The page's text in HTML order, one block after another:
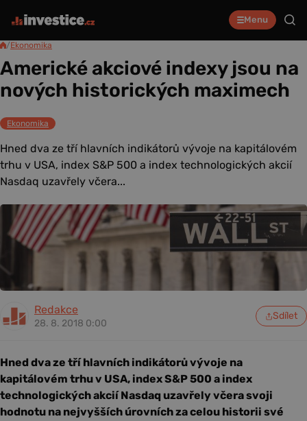
Menu
/Ekonomika
Americké akciové indexy jsou na
nových historických maximech
Ekonomika
Hned dva ze tří hlavních indikátorů vývoje na kapitálovém
trhu v USA, index S&P 500 a index technologických akcií
Nasdaq uzavřely včera...
Redakce
28. 8. 2018 0:00
Sdílet
Hned dva ze tří hlavních indikátorů vývoje na
kapitálovém trhu v USA, index S&P 500 a index
technologických akcií Nasdaq uzavřely včera svoji
hodnotu na nejvyšších úrovních za celou historii své